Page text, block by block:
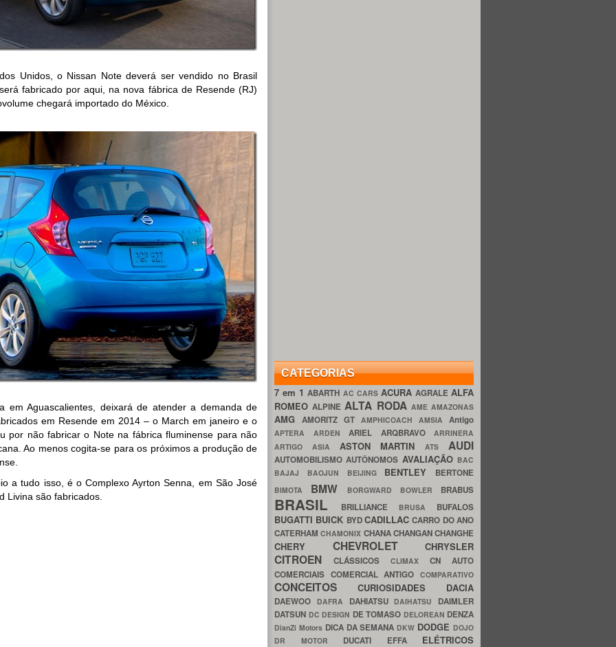
Unidos, o Nissan Note deverá ser vendido no Brasil
fabricado por aqui, na nova fábrica de Resende (RJ)
chegará importado do México.
em Aguascalientes, deixará de atender a demanda de
em Resende em 2014 – o March em janeiro e o
por não fabricar o Note na fábrica fluminense para não
Ao menos cogita-se para os próximos a produção de
a tudo isso, é o Complexo Ayrton Senna, em São José
Livina são fabricados.
CATEGORIAS
7 em 1ABARTH AC CARS ACURA AGRALE ALFA
ROMEOALPINEALTA RODA AME AMAZONAS
AMG AMORITZ GT AMPHICOACH AMSIA Antigo
APTERA ARDEN ARIEL ARQBRAVO ARRINERA
ARTIGO ASIA ASTON MARTINATS AUDI
AUTOMOBILISMOAUTÔNOMOS AVALIAÇÃO BAC
BAJAJ BAOJUN BEIJING BENTLEY BERTONE
BIMOTA BMW BORGWARD BOWLER BRABUS
BRASIL BRILLIANCE BRUSA BUFALOS
BUGATTI BUICK BYDCADILLACCARRO DO ANO
CATERHAMCHAMONIX CHANACHANGANCHANGHE
CHERY CHEVROLET CHRYSLER
CITROEN CLÁSSICOS CLIMAX CN AUTO
COMERCIAIS COMERCIAL ANTIGOCOMPARATIVO
CONCEITOS CURIOSIDADES DACIA
DAEWOO DAFRA DAHIATSU DAIHATSU DAIMLER
DATSUN DC DESIGN DE TOMASO DELOREAN DENZA
DianZi Motors DICA DA SEMANA DKW DODGE DOJO
DR MOTOR DUCATI EFFA ELÉTRICOS